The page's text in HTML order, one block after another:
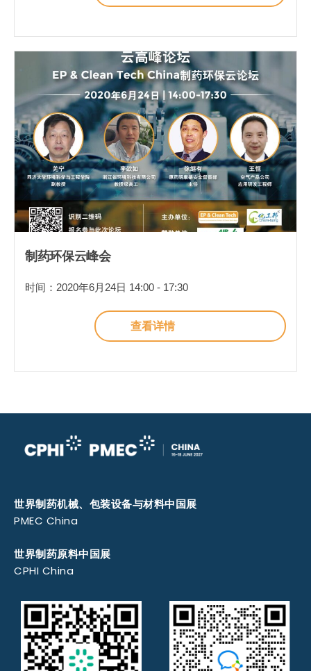
制药环保云峰会
时间：2020年6月24日 14:00 - 17:30
查看详情
世界制药机械、包装设备与材料中国展
PMEC China
世界制药原料中国展
CPHI China